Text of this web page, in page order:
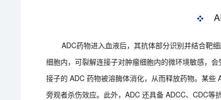
❖
ADC药物进入血液后，其抗体部分识别并结合靶
细胞内，可裂解连接子对肿瘤细胞内的微环境敏感，
接子的 ADC 药物被溶酶体消化，从而释放药物。某
旁观者杀伤效应。此外，ADC 还具备 ADCC、CDC等